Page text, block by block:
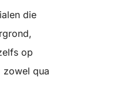
die
op
zowel qua